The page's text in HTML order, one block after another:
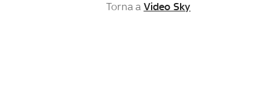
Torna a Video Sky